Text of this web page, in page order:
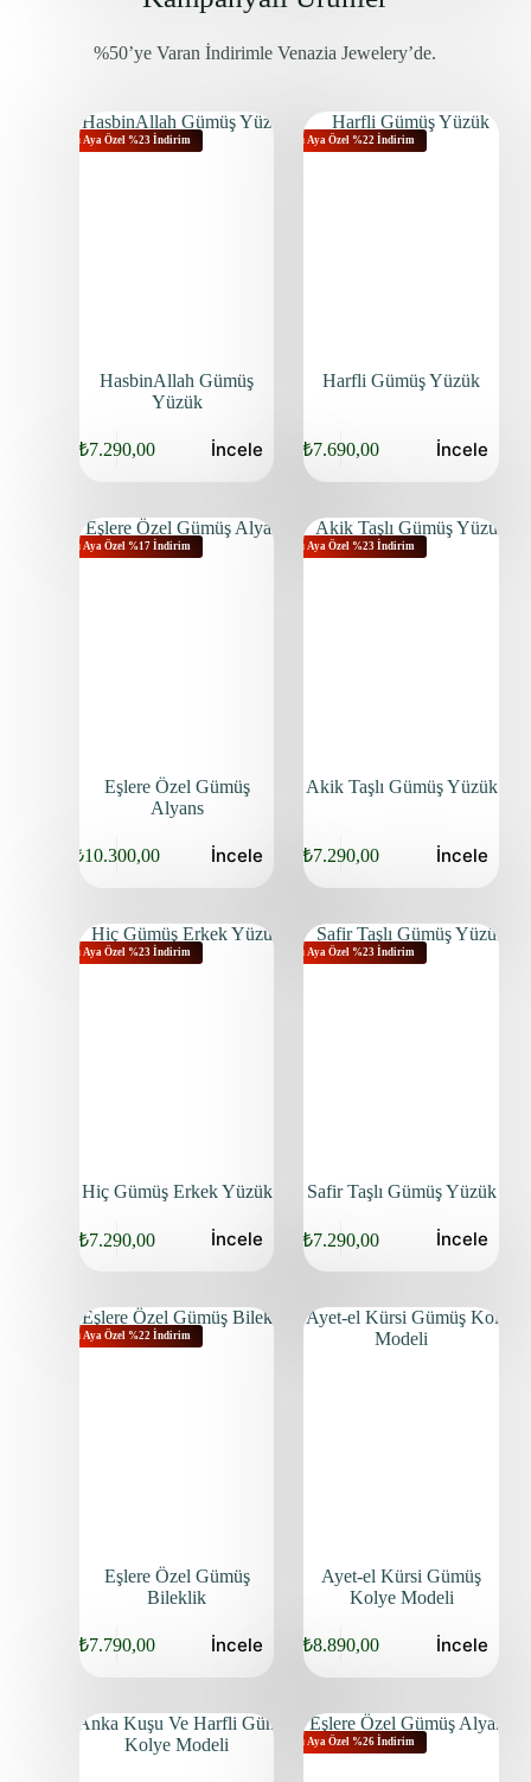
%50’ye Varan İndirimle Venazia Jewelery’de.
Bu Aya Özel %23 İndirim
HasbinAllah Gümüş
Yüzük
₺7.290,00 İncele
Bu Aya Özel %22 İndirim
Harfli Gümüş Yüzük
₺7.690,00 İncele
Bu Aya Özel %17 İndirim
Eşlere Özel Gümüş
Alyans
₺10.300,00 İncele
Bu Aya Özel %23 İndirim
Akik Taşlı Gümüş Yüzük
₺7.290,00 İncele
Bu Aya Özel %23 İndirim
Hiç Gümüş Erkek Yüzük
₺7.290,00 İncele
Bu Aya Özel %23 İndirim
Safir Taşlı Gümüş Yüzük
₺7.290,00 İncele
Bu Aya Özel %22 İndirim
Eşlere Özel Gümüş
Bileklik
₺7.790,00 İncele
Ayet-el Kürsi Gümüş
Kolye Modeli
₺8.890,00 İncele
Bu Aya Özel %26 İndirim